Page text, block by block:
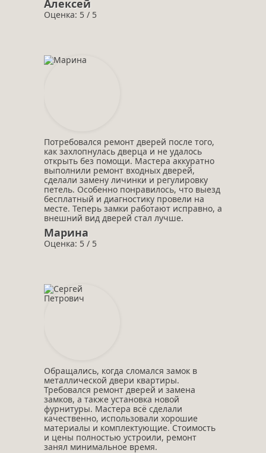
Алексей
Оценка: 5 / 5
Потребовался ремонт дверей после того,
как захлопнулась дверца и не удалось
открыть без помощи. Мастера аккуратно
выполнили ремонт входных дверей,
сделали замену личинки и регулировку
петель. Особенно понравилось, что выезд
бесплатный и диагностику провели на
месте. Теперь замки работают исправно, а
внешний вид дверей стал лучше.
Марина
Оценка: 5 / 5
Обращались, когда сломался замок в
металлической двери квартиры.
Требовался ремонт дверей и замена
замков, а также установка новой
фурнитуры. Мастера всё сделали
качественно, использовали хорошие
материалы и комплектующие. Стоимость
и цены полностью устроили, ремонт
занял минимальное время.